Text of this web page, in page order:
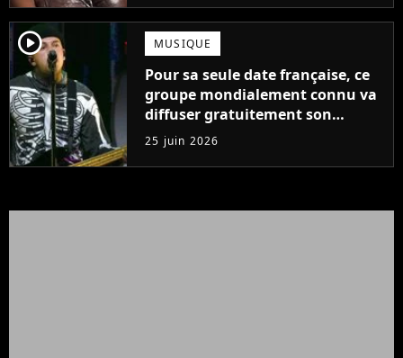
player2 MUSIQUE
Pour sa seule date française, ce
groupe mondialement connu va
diffuser gratuitement son
concert en streaming
25 juin 2026